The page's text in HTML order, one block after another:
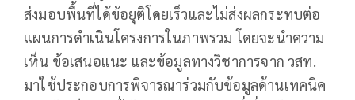
ส่งมอบพื้นที่ได้ข้อยุติโดยเร็วและไม่ส่งผลกระทบต่อ
แผนการดำเนินโครงการในภาพรวม โดยจะนำความ
เห็น ข้อเสนอแนะ และข้อมูลทางวิชาการจาก วสท.
มาใช้ประกอบการพิจารณาร่วมกับข้อมูลด้านเทคนิค